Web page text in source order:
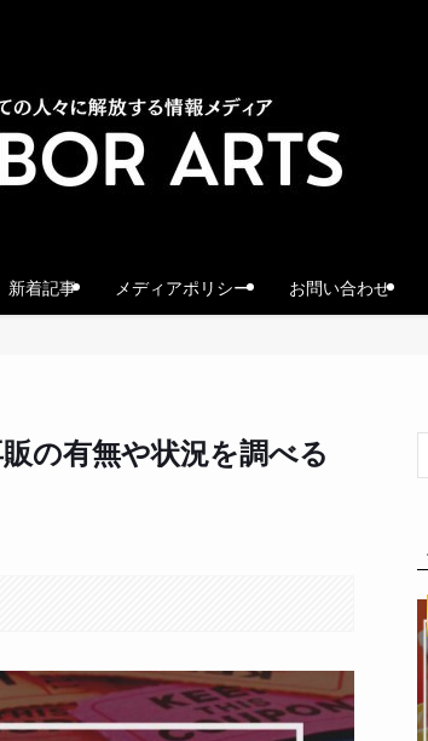
新着記事 メディアポリシー お問い合わせ
の有無や状況を調べる